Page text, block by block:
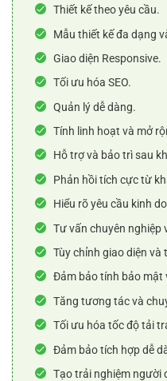
Thiết kế theo yêu cầu.
Mẫu thiết kế đa dạng
Giao diện Responsive.
Tối ưu hóa SEO.
Quản lý dễ dàng.
Tính linh hoạt và mở
Hỗ trợ và bảo trì sau
Phản hồi tích cực từ
Hiểu rõ yêu cầu kinh
Tư vấn chuyên nghiệp
Tùy chỉnh giao diện
Đảm bảo tính bảo mật
Tăng tương tác và
Tối ưu hóa tốc độ tải
Đảm bảo tích hợp dễ
Tạo trải nghiệm người